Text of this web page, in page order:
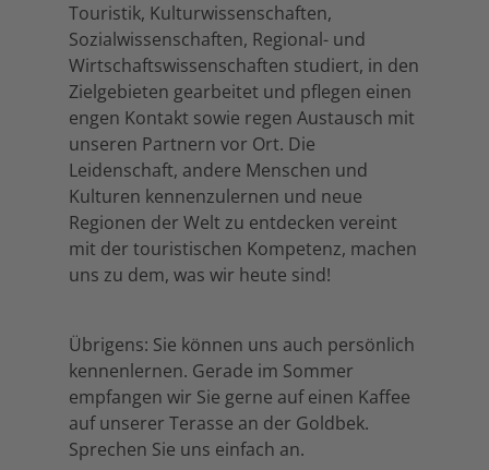
Touristik, Kulturwissenschaften,
Sozialwissenschaften, Regional- und
Wirtschaftswissenschaften studiert, in den
Zielgebieten gearbeitet und pflegen einen
engen Kontakt sowie regen Austausch mit
unseren Partnern vor Ort. Die
Leidenschaft, andere Menschen und
Kulturen kennenzulernen und neue
Regionen der Welt zu entdecken vereint
mit der touristischen Kompetenz, machen
uns zu dem, was wir heute sind!
Übrigens: Sie können uns auch persönlich
kennenlernen. Gerade im Sommer
empfangen wir Sie gerne auf einen Kaffee
auf unserer Terasse an der Goldbek.
Sprechen Sie uns einfach an.